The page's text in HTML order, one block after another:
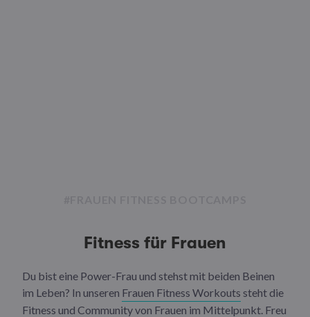
Fitness für Frauen
Du bist eine Power-Frau und stehst mit beiden Beinen
im Leben? In unseren Frauen Fitness Workouts steht die
Fitness und Community von Frauen im Mittelpunkt. Freu